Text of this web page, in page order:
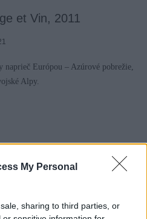
My Personal
sharing to third parties, or
et Vin, 2011
Európou – Azúrové pobrežie,
Alpy.